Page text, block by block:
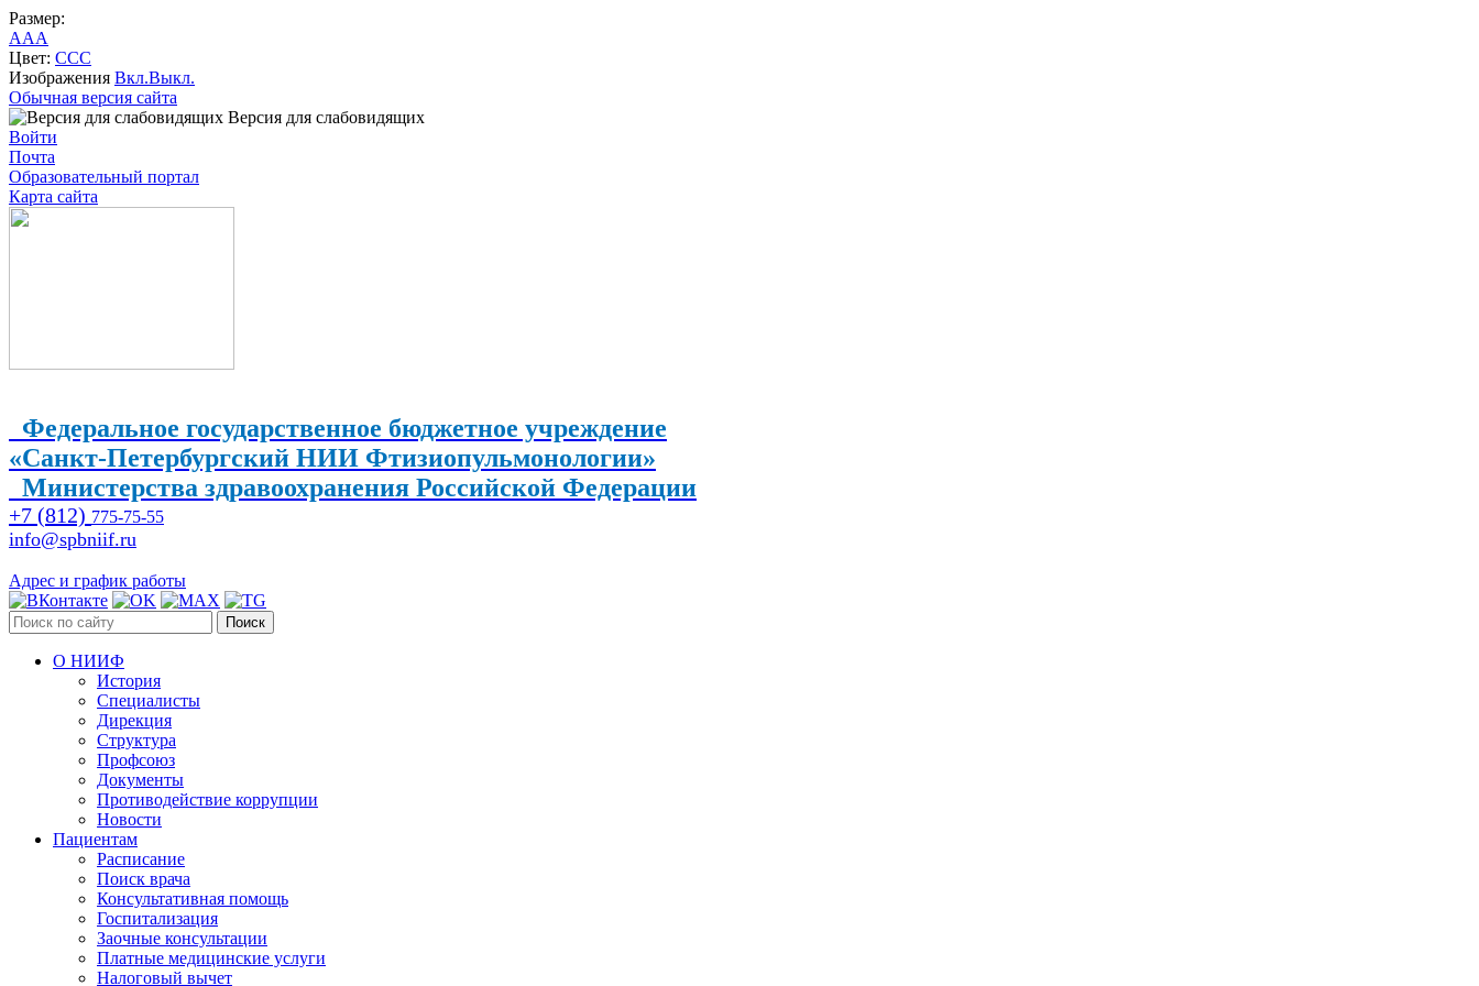
Размер:
AAA
Цвет: CCC
Изображения Вкл.Выкл.
Обычная версия сайта
Версия для слабовидящих
Войти
Почта
Образовательный портал
Карта сайта
Федеральное государственное бюджетное учреждение
«Санкт-Петербургский НИИ Фтизиопульмонологии»
Министерства здравоохранения Российской Федерации
+7 (812) 775-75-55
info@spbniif.ru
Адрес и график работы
Поиск
О НИИФ
История
Специалисты
Дирекция
Структура
Профсоюз
Документы
Противодействие коррупции
Новости
Пациентам
Расписание
Поиск врача
Консультативная помощь
Госпитализация
Заочные консультации
Платные медицинские услуги
Налоговый вычет